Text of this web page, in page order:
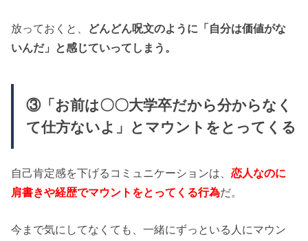
放っておくと、 どんどん呪文のように「自分は価値がな
いんだ」と感じていってしまう。
③「お前は〇〇大学卒だから分からなく
て仕方ないよ」とマウントをとってくる
自己肯定感を下げるコミュニケーションは、恋人なのに
肩書きや経歴でマウントをとってくる行為だ。
今まで気にしてなくても、一緒にずっといる人にマウン